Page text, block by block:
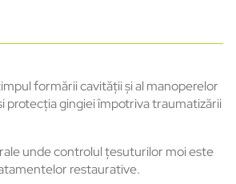
formării cavității și al manoperelor
protecția gingiei împotriva traumatizării
unde controlul țesuturilor moi este
restaurative.